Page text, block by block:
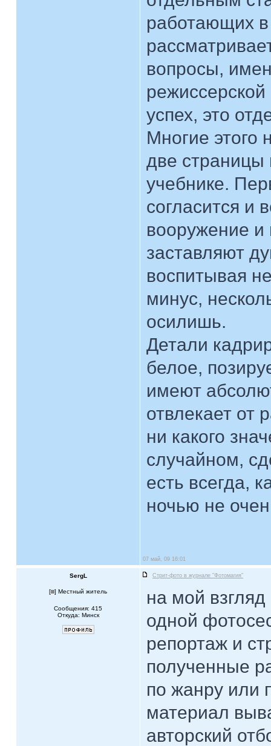
работающих
вопросы,
успех, это
Многие этого
две страницы
учебнике.
согласится и
вооружение и
заставляют
воспитывая
минус,
осилишь.
Детали
белое,
имеют
отвлекает от
ни какого
случайном,
есть всегда,
ночью не
07 май, 09 16:01
SergL Стрит-фото в журнале "Фотомагия"
[ ] Местный житель
Сообщения: 415
Откуда: Минск
на мой взгляд
одной
репортаж и
полученные
по жанру или
материал
авторский